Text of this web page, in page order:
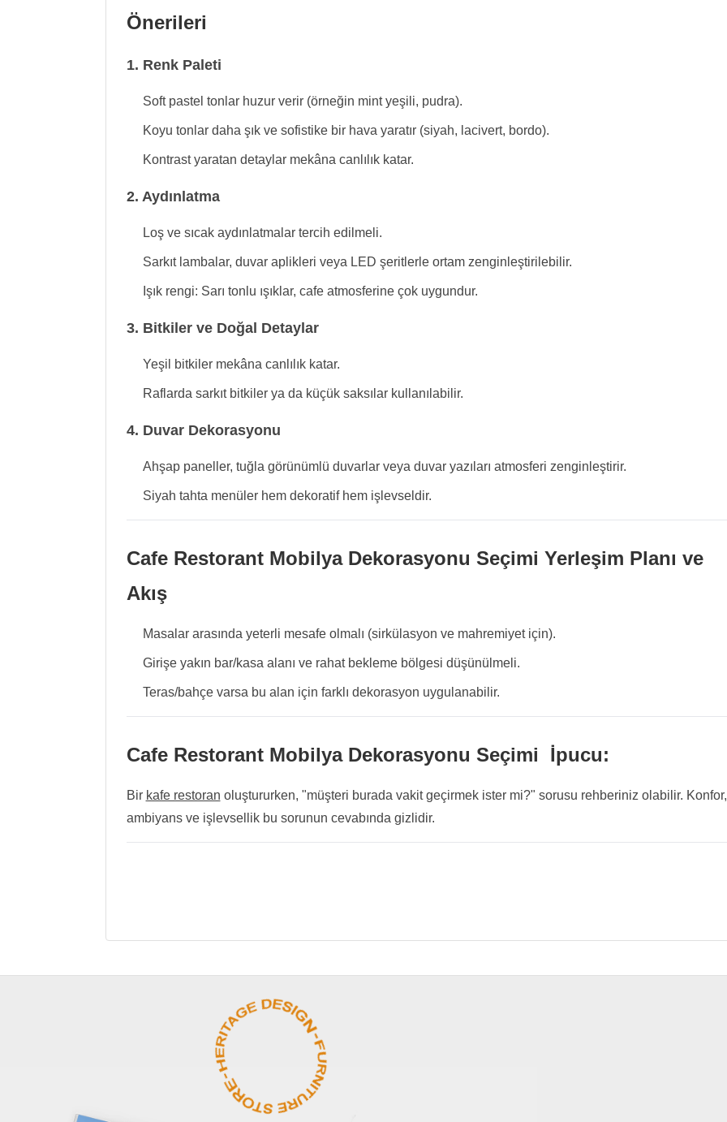
Önerileri
1. Renk Paleti
Soft pastel tonlar huzur verir (örneğin mint yeşili, pudra).
Koyu tonlar daha şık ve sofistike bir hava yaratır (siyah, lacivert, bordo).
Kontrast yaratan detaylar mekâna canlılık katar.
2. Aydınlatma
Loş ve sıcak aydınlatmalar tercih edilmeli.
Sarkıt lambalar, duvar aplikleri veya LED şeritlerle ortam zenginleştirilebilir.
Işık rengi: Sarı tonlu ışıklar, cafe atmosferine çok uygundur.
3. Bitkiler ve Doğal Detaylar
Yeşil bitkiler mekâna canlılık katar.
Raflarda sarkıt bitkiler ya da küçük saksılar kullanılabilir.
4. Duvar Dekorasyonu
Ahşap paneller, tuğla görünümlü duvarlar veya duvar yazıları atmosferi zenginleştirir.
Siyah tahta menüler hem dekoratif hem işlevseldir.
Cafe Restorant Mobilya Dekorasyonu Seçimi Yerleşim Planı ve
Akış
Masalar arasında yeterli mesafe olmalı (sirkülasyon ve mahremiyet için).
Girişe yakın bar/kasa alanı ve rahat bekleme bölgesi düşünülmeli.
Teras/bahçe varsa bu alan için farklı dekorasyon uygulanabilir.
Cafe Restorant Mobilya Dekorasyonu Seçimi İpucu:
Bir kafe restoran oluştururken, "müşteri burada vakit geçirmek ister mi?" sorusu rehberiniz olabilir. Konfor,
ambiyans ve işlevsellik bu sorunun cevabında gizlidir.